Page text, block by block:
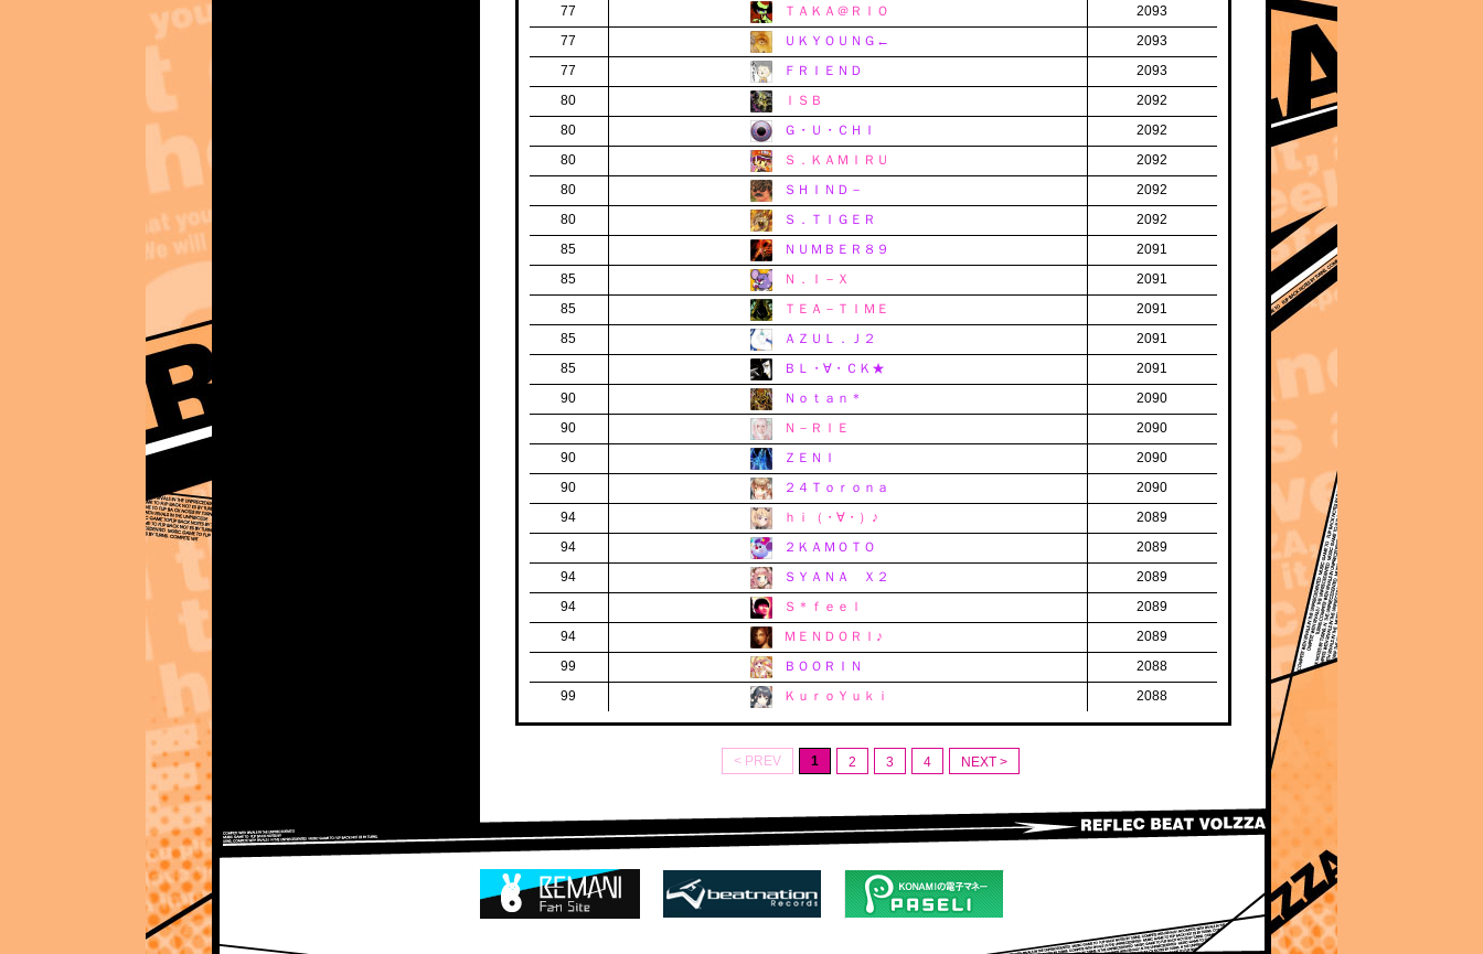
77
ＴＡＫＡ＠ＲＩＯ
2093
77
ＵＫＹＯＵＮＧ←
2093
77
ＦＲＩＥＮＤ
2093
80
ＩＳＢ
2092
80
Ｇ・Ｕ・ＣＨＩ
2092
80
Ｓ．ＫＡＭＩＲＵ
2092
80
ＳＨＩＮＤ－
2092
80
Ｓ．ＴＩＧＥＲ
2092
85
ＮＵＭＢＥＲ８９
2091
85
Ｎ．Ｉ－Ｘ
2091
85
ＴＥＡ－ＴＩＭＥ
2091
85
ＡＺＵＬ．Ｊ２
2091
85
ＢＬ・∀・ＣＫ★
2091
90
Ｎｏｔａｎ＊
2090
90
Ｎ－ＲＩＥ
2090
90
ＺＥＮＩ
2090
90
２４Ｔｏｒｏｎａ
2090
94
ｈｉ（・∀・）♪
2089
94
２ＫＡＭＯＴＯ
2089
94
ＳＹＡＮＡ Ｘ２
2089
94
Ｓ＊ｆｅｅｌ
2089
94
ＭＥＮＤＯＲＩ♪
2089
99
ＢＯＯＲＩＮ
2088
99
ＫｕｒｏＹｕｋｉ 2088
< PREV 1 2 3 4 NEXT >